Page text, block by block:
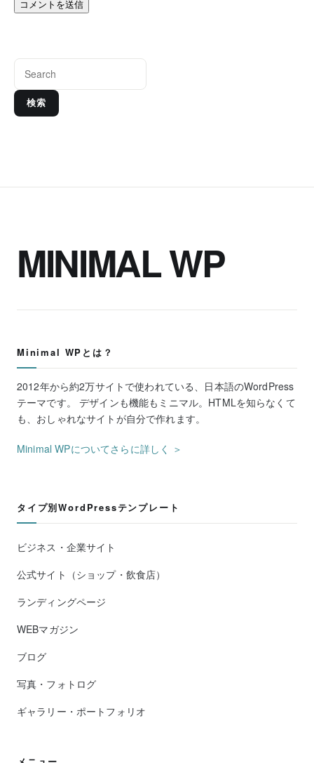
検索
MINIMAL WP
Minimal WPとは？
2012年から約2万サイトで使われている、日本語のWordPress
テーマです。 デザインも機能もミニマル。HTMLを知らなくて
も、おしゃれなサイトが自分で作れます。
Minimal WPについてさらに詳しく ＞
タイプ別WordPressテンプレート
ビジネス・企業サイト
公式サイト（ショップ・飲食店）
ランディングページ
WEBマガジン
ブログ
写真・フォトログ
ギャラリー・ポートフォリオ